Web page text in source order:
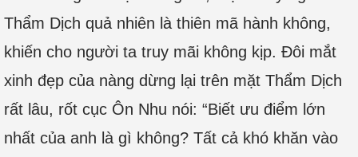
Thẩm Dịch quả nhiên là thiên mã hành không,
khiến cho người ta truy mãi không kịp. Đôi mắt
xinh đẹp của nàng dừng lại trên mặt Thẩm Dịch
rất lâu, rốt cục Ôn Nhu nói: “Biết ưu điểm lớn
nhất của anh là gì không? Tất cả khó khăn vào